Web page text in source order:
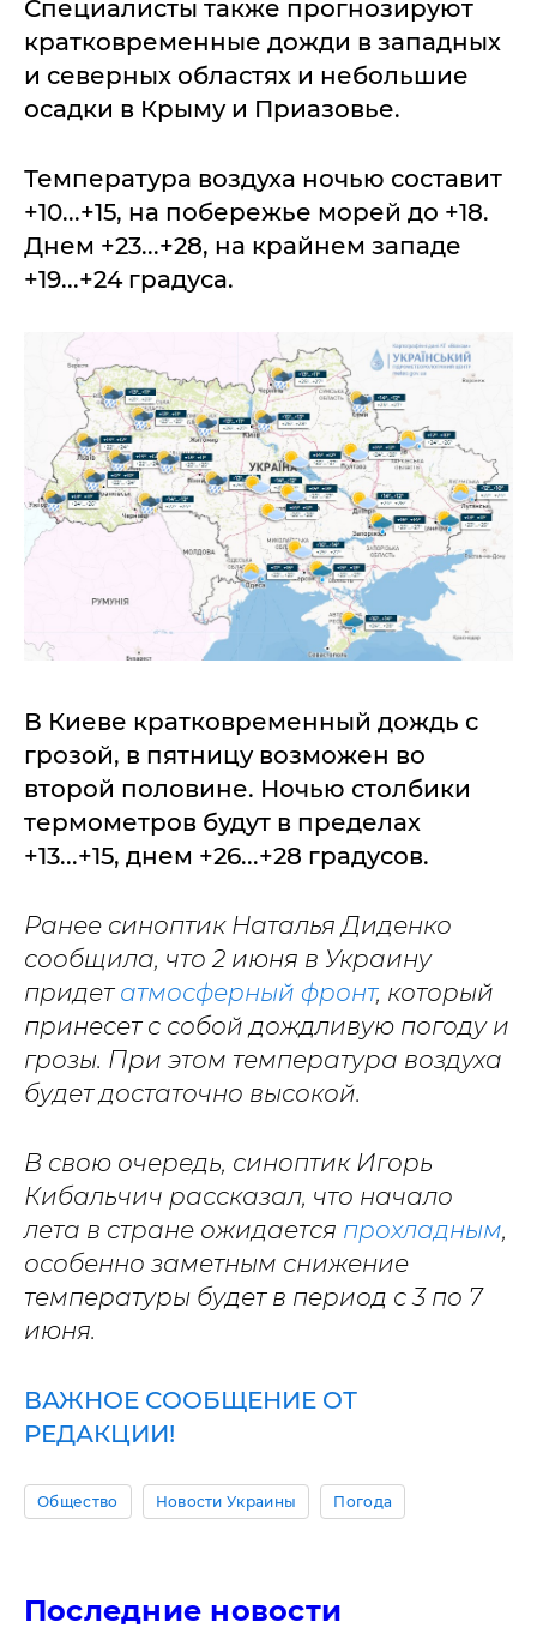
Специалисты также прогнозируют
кратковременные дожди в западных
и северных областях и небольшие
осадки в Крыму и Приазовье.
Температура воздуха ночью составит
+10...+15, на побережье морей до +18.
Днем +23...+28, на крайнем западе
+19...+24 градуса.
В Киеве кратковременный дождь с
грозой, в пятницу возможен во
второй половине. Ночью столбики
термометров будут в пределах
+13...+15, днем +26...+28 градусов.
Ранее синоптик Наталья Диденко
сообщила, что 2 июня в Украину
придет атмосферный фронт, который
принесет с собой дождливую погоду и
грозы. При этом температура воздуха
будет достаточно высокой.
В свою очередь, синоптик Игорь
Кибальчич рассказал, что начало
лета в стране ожидается прохладным,
особенно заметным снижение
температуры будет в период с 3 по 7
июня.
ВАЖНОЕ СООБЩЕНИЕ ОТ
РЕДАКЦИИ!
Общество Новости Украины Погода
Последние новости